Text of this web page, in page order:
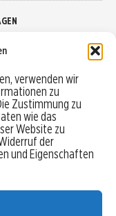
verwenden wir
zu
Zustimmung zu
wie das
Website zu
der
und Eigenschaften